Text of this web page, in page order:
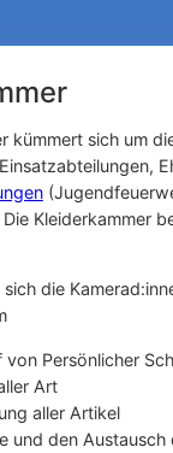
kümmert sich um
Die Kleiderkammer
die
von Persönlicher
Art
aller Artikel
und den